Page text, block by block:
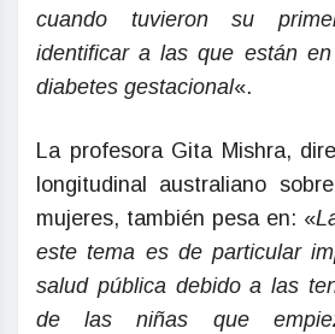
cuando tuvieron su
identificar a las que están
diabetes gestacional«.
La profesora Gita Mishra,
longitudinal australiano
mujeres, también pesa en: «
este tema es de particular
salud pública debido a las
de las niñas que